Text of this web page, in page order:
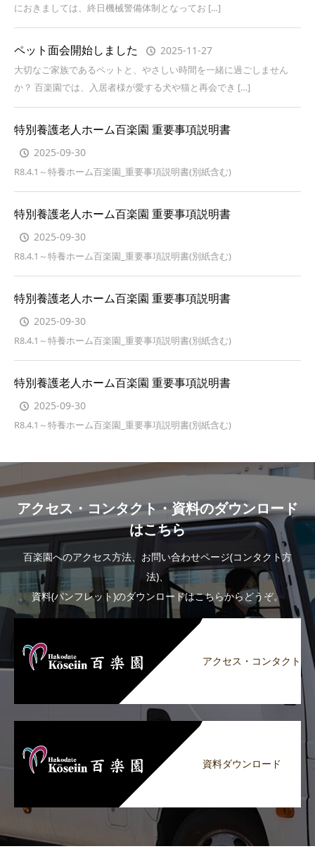
におきましては、終日機械警備体制となってお […]
ペット面会開始しました 2025-11-27
大切なご家族であるペットと、やさしい時間を一緒に過ごしません
か？ 百楽園では、入居者様が愛する犬や猫と再会でき […]
特別養護老人ホーム百楽園 重要事項説明書
2025-09-30
R8.4.1～特養ホーム百楽園_重要事項説明書(別紙含む)
特別養護老人ホーム百楽園 重要事項説明書
2025-09-30
R8.4.1～特養ホーム百楽園_重要事項説明書(別紙含む)
特別養護老人ホーム百楽園 重要事項説明書
2025-09-30
R8.4.1～特養ホーム百楽園_重要事項説明書(別紙含む)
特別養護老人ホーム百楽園 重要事項説明書
2025-09-30
R8.4.1～特養ホーム百楽園_重要事項説明書(別紙含む)
アクセス・コンタクト・資料のダウンロード
はこちら
百楽園へのアクセス方法、お問い合わせページ(コンタクト方
法)、
資料(パンフレット)のダウンロードはこちらからどうぞ。
アクセス・コンタクト
資料ダウンロード